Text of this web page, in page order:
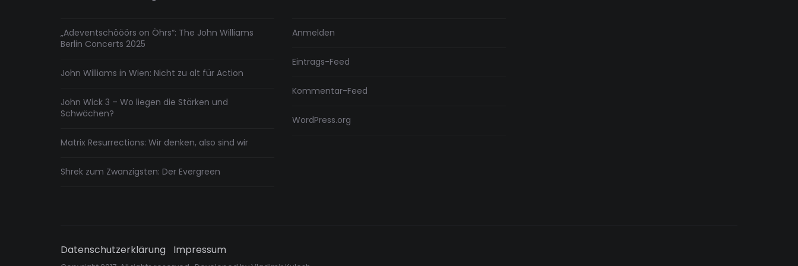
„Adeventschööörs on Öhrs“: The John Williams
Berlin Concerts 2025
John Williams in Wien: Nicht zu alt für Action
John Wick 3 – Wo liegen die Stärken und
Schwächen?
Matrix Resurrections: Wir denken, also sind wir
Shrek zum Zwanzigsten: Der Evergreen
Anmelden
Eintrags-Feed
Kommentar-Feed
WordPress.org
Datenschutzerklärung Impressum